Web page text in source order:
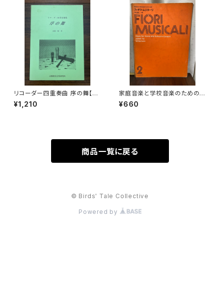
リコーダー四重奏曲 序の舞【著
者：高橋一雄】出版社：高橋教育
音楽研究所 平成18年
¥1,210
家庭音楽と学校音楽のための小
合奏 フィオリ・ムジカーリ2【著
者：野村満男】出版社：全音楽譜
¥660
商品一覧に戻る
© Birds' Tale Collective
Powered by